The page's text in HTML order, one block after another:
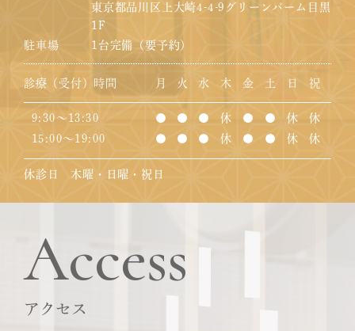
東京都品川区上大崎4-4-9グリーンパーム目黒
1F
駐車場
1台完備（要予約）
診療（受付）時間 月 火 水 木 金 土 日 祝
9:30～13:30 ● ● ● 休 ● ● 休
休
15:00～19:00
● ● ● 休 ● ● 休 休
休診日 木曜・日曜・祝日
Access
アクセス